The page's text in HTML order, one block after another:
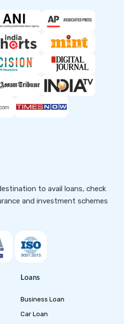
in india
insurance
Diabetic Patients in India
Pcod
Rheumatoid Arthritis in
Dengue in India
Parents
Hiv Patients in India
Tb Patients in India
to avail loans, check
and investment schemes
Loans
Business Loan
Car Loan